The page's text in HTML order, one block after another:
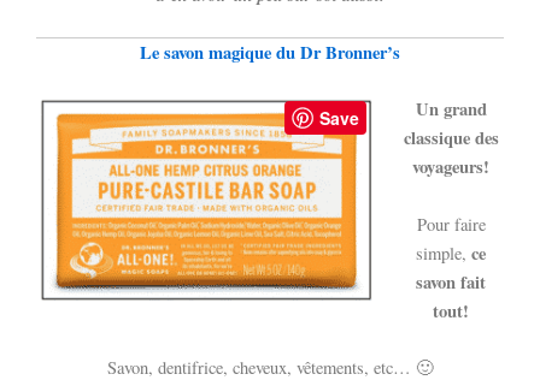
Le savon magique du Dr Bronner’s
Save
Un grand
classique des
voyageurs!
Pour faire
simple,ce
savon fait
tout!
Savon, dentifrice, cheveux, vêtements, etc… 🙂